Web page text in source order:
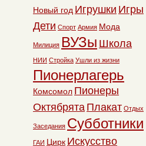
Новый год Игрушки Игры
Дети Спорт Армия Мода
Милиция ВУЗы Школа
НИИ Стройка Ушли из жизни
Пионерлагерь
Комсомол Пионеры
Октябрята Плакат Отдых
Заседания Субботники
ГАИ Цирк Искусство